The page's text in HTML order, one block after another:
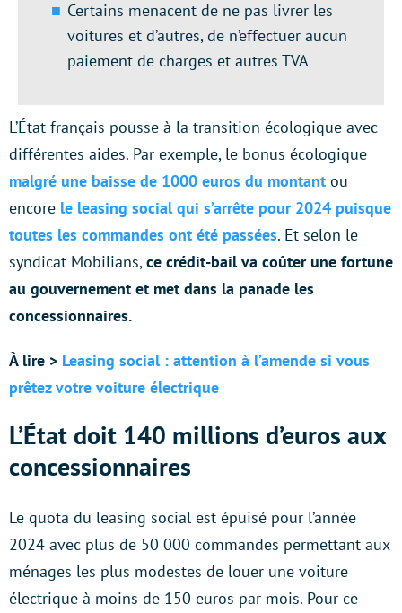
Certains menacent de ne pas livrer les
voitures et d’autres, de n’effectuer aucun
paiement de charges et autres TVA
L’État français pousse à la transition écologique avec
différentes aides. Par exemple, le bonus écologique
malgré une baisse de 1000 euros du montant ou
encore le leasing social qui s’arrête pour 2024 puisque
toutes les commandes ont été passées. Et selon le
syndicat Mobilians, ce crédit-bail va coûter une fortune
au gouvernement et met dans la panade les
concessionnaires.
À lire > Leasing social : attention à l’amende si vous
prêtez votre voiture électrique
L’État doit 140 millions d’euros aux
concessionnaires
Le quota du leasing social est épuisé pour l’année
2024 avec plus de 50 000 commandes permettant aux
ménages les plus modestes de louer une voiture
électrique à moins de 150 euros par mois. Pour ce